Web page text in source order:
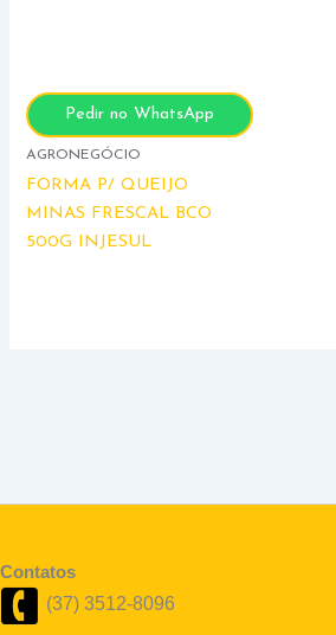
Pedir no WhatsApp
AGRONEGÓCIO
FORMA P/ QUEIJO
MINAS FRESCAL BCO
500G INJESUL
Contatos
(37) 3512-8096